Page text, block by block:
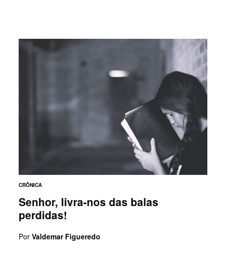
CRÔNICA
Senhor, livra-nos das balas
perdidas!
PorValdemar Figueredo